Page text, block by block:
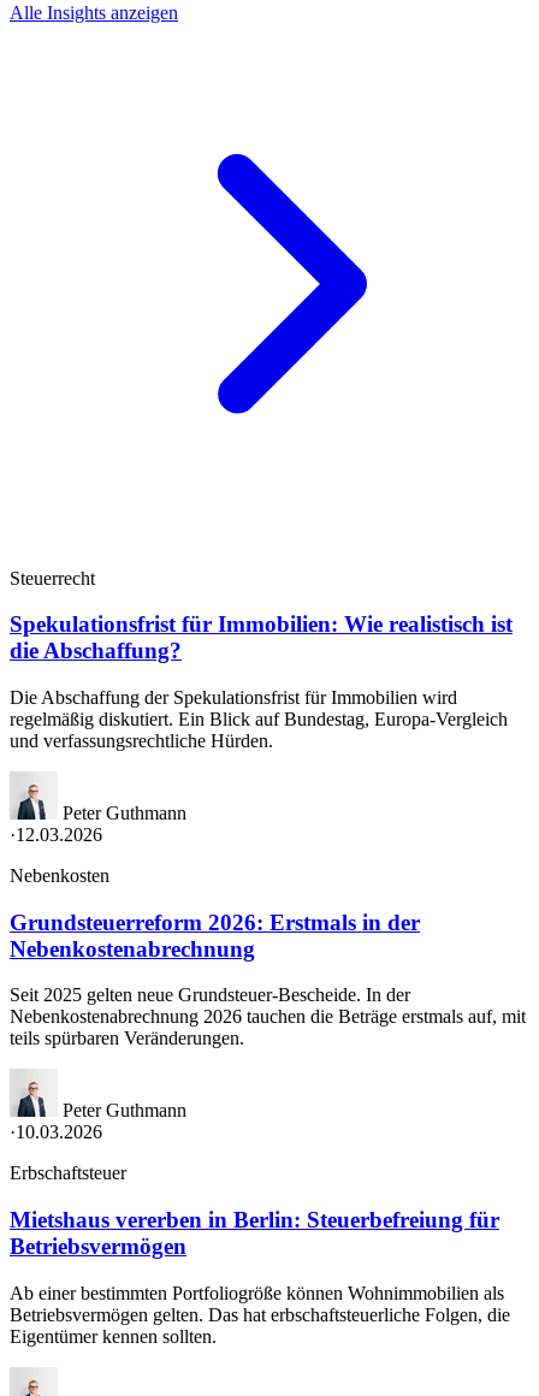
Alle Insights anzeigen
Steuerrecht
Spekulationsfrist für Immobilien: Wie realistisch ist
die Abschaffung?
Die Abschaffung der Spekulationsfrist für Immobilien wird
regelmäßig diskutiert. Ein Blick auf Bundestag, Europa-Vergleich
und verfassungsrechtliche Hürden.
Peter Guthmann
·12.03.2026
Nebenkosten
Grundsteuerreform 2026: Erstmals in der
Nebenkostenabrechnung
Seit 2025 gelten neue Grundsteuer-Bescheide. In der
Nebenkostenabrechnung 2026 tauchen die Beträge erstmals auf, mit
teils spürbaren Veränderungen.
Peter Guthmann
·10.03.2026
Erbschaftsteuer
Mietshaus vererben in Berlin: Steuerbefreiung für
Betriebsvermögen
Ab einer bestimmten Portfoliogröße können Wohnimmobilien als
Betriebsvermögen gelten. Das hat erbschaftsteuerliche Folgen, die
Eigentümer kennen sollten.